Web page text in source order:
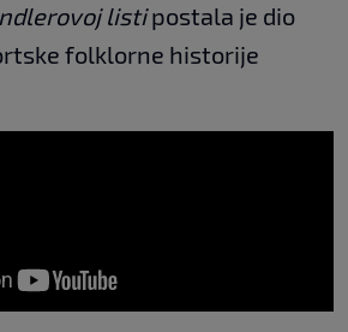
listipostala je dio
folklorne historije